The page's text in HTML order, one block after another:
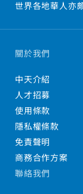
世界各地華人亦
關於我們
中天介紹
人才招募
使用條款
隱私權條款
免責聲明
商務合作方案
聯絡我們